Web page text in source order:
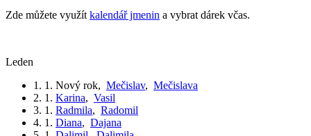
Zde můžete využít kalendář jmenin a vybrat dárek včas.
leden
1. 1. Nový rok, Mečislav, Mečislava
2. 1. Karina, Vasil
3. 1. Radmila, Radomil
4. 1. Diana, Dajana